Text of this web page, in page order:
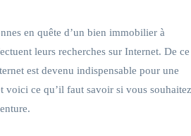
en quête d’un bien immobilier à
leurs recherches sur Internet. De ce
est devenu indispensable pour une
voici ce qu’il faut savoir si vous souhaitez